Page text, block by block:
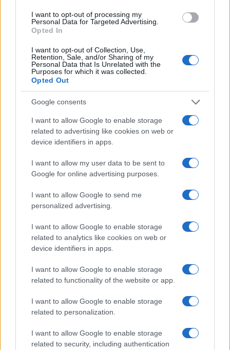
I want to opt-out of processing my
Personal Data for Targeted Advertising.
Opted In
I want to opt-out of Collection, Use,
Retention, Sale, and/or Sharing of my
Personal Data that Is Unrelated with the
Purposes for which it was collected.
Opted Out
Google consents
I want to allow Google to enable storage
related to advertising like cookies on web or
device identifiers in apps.
I want to allow my user data to be sent to
Google for online advertising purposes.
I want to allow Google to send me
personalized advertising.
I want to allow Google to enable storage
related to analytics like cookies on web or
device identifiers in apps.
I want to allow Google to enable storage
related to functionality of the website or app.
I want to allow Google to enable storage
related to personalization.
I want to allow Google to enable storage
related to security, including authentication
D’altro canto, al di là degli evidenti sospetti legati
ad una sorta di ritorsione politica nei riguardi di
uno dei principali collaboratori e sostenitori di
Donald Trump, rieletto per la seconda volta come
inquilino della Casa Bianca, sta di fatto che se
anche in questo grande Paese, che rappresenta
ancora uno dei più importanti presidi di libertà
economica del mondo, dovesse passare il
principio del giusto compenso stabilito da un
magistrato, l’Occidente avanzato – già fin troppo
invischiato in una melma ideologica in cui la
stessa invidia sociale alimenta perversi
meccanismi dirigistici, rallentando l’azione
spontanea dei vari attori economici – compirebbe
un ulteriore passo verso
novello Lenin americano del terzo millennio, così
come avviene in Italia da qualche decennio,
decida di salire su un pulpito e gridare con voce
forte e chiara: tutto il potere ai soviet – togati –